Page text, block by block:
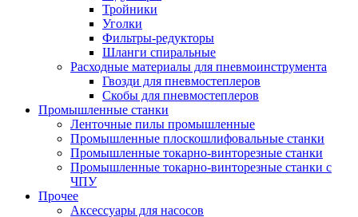
Тройники
Уголки
Фильтры-редукторы
Шланги спиральные
Расходные материалы для пневмоинструмента
Гвозди для пневмостеплеров
Скобы для пневмостеплеров
Промышленные станки
Ленточные пилы промышленные
Промышленные плоскошлифовальные станки
Промышленные токарно-винторезные станки
Промышленные токарно-винторезные станки с
ЧПУ
Прочее
Аксессуары для насосов